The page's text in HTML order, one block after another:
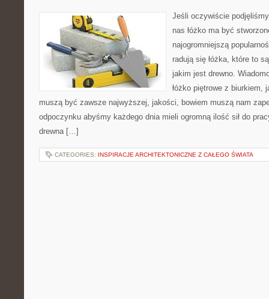
Jeśli oczywiście
nas łóżko ma być
najogromniejszą
radują się łóżka, które to
jakim jest drewno.
łóżko piętrowe z biurkiem,
muszą być zawsze najwyższej, jakości, bowiem muszą nam
odpoczynku abyśmy każdego dnia mieli ogromną ilość sił do
drewna […]
CATEGORIES: INSPIRACJE ARCHITEKTONICZNE Z CAŁEGO ŚWIATA